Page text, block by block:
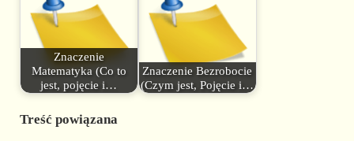
Znaczenie
Matematyka (Co to
jest, pojęcie i…
Znaczenie Bezrobocie
(Czym jest, Pojęcie i…
Treść powiązana